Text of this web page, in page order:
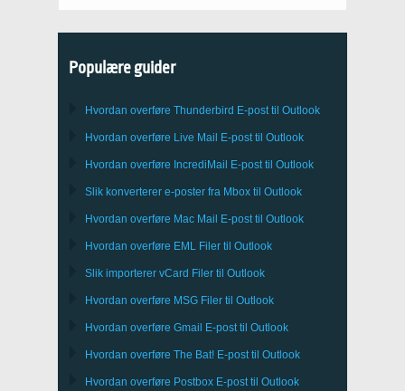
Populære guider
Hvordan overføre Thunderbird E-post til Outlook
Hvordan overføre Live Mail E-post til Outlook
Hvordan overføre IncrediMail E-post til Outlook
Slik konverterer e-poster fra Mbox til Outlook
Hvordan overføre Mac Mail E-post til Outlook
Hvordan overføre EML Filer til Outlook
Slik importerer vCard Filer til Outlook
Hvordan overføre MSG Filer til Outlook
Hvordan overføre Gmail E-post til Outlook
Hvordan overføre The Bat! E-post til Outlook
Hvordan overføre Postbox E-post til Outlook